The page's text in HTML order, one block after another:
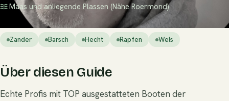
Maas und anliegende Plassen (Nähe Roermond)
Zander Barsch Hecht Rapfen Wels
Über diesen Guide
Echte Profis mit TOP ausgestatteten Booten der